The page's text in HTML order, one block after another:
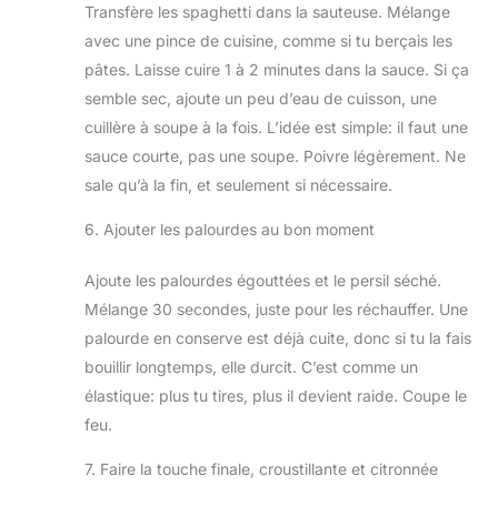
Transfère les spaghetti dans la sauteuse. Mélange
avec une pince de cuisine, comme si tu berçais les
pâtes. Laisse cuire 1 à 2 minutes dans la sauce. Si ça
semble sec, ajoute un peu d’eau de cuisson, une
cuillère à soupe à la fois. L’idée est simple: il faut une
sauce courte, pas une soupe. Poivre légèrement. Ne
sale qu’à la fin, et seulement si nécessaire.
6. Ajouter les palourdes au bon moment
Ajoute les palourdes égouttées et le persil séché.
Mélange 30 secondes, juste pour les réchauffer. Une
palourde en conserve est déjà cuite, donc si tu la fais
bouillir longtemps, elle durcit. C’est comme un
élastique: plus tu tires, plus il devient raide. Coupe le
feu.
7. Faire la touche finale, croustillante et citronnée